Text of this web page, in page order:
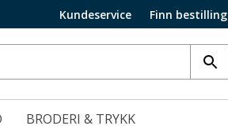
Kundeservice Finn bestilling
BRODERI & TRYKK